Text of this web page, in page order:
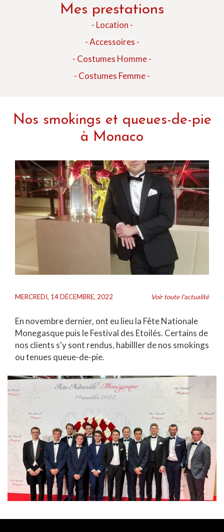
Mes prestations
- Location -
- Accessoires -
- Costumes Homme -
- Costumes Femme -
Nos smokings et queues-de-pie
à Monaco
MERCREDI, 14 DÉCEMBRE, 2022 Voir toute l'actualité
En novembre dernier, ont eu lieu la Fête Nationale
Monegasque puis le Festival des Etoilés. Certains de
nos clients s'y sont rendus, habilller de nos smokings
ou tenues queue-de-pie.